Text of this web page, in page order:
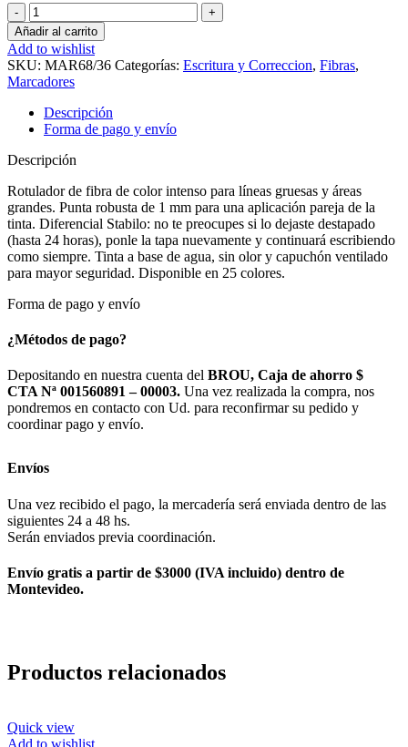
Marcador
Stabilo
Pen
68
Verde
cantidad
Añadir al carrito
Add to wishlist
SKU: MAR68/36 Categorías: Escritura y Correccion, Fibras,
Marcadores
Descripción
Forma de pago y envío
Descripción
Rotulador de fibra de color intenso para líneas gruesas y áreas
grandes. Punta robusta de 1 mm para una aplicación pareja de la
tinta. Diferencial Stabilo: no te preocupes si lo dejaste destapado
(hasta 24 horas), ponle la tapa nuevamente y continuará escribiendo
como siempre. Tinta a base de agua, sin olor y capuchón ventilado
para mayor seguridad. Disponible en 25 colores.
Forma de pago y envío
¿Métodos de pago?
Depositando en nuestra cuenta del BROU, Caja de ahorro $
CTA Nª 001560891 – 00003. Una vez realizada la compra, nos
pondremos en contacto con Ud. para reconfirmar su pedido y
coordinar pago y envío.
Envíos
Una vez recibido el pago, la mercadería será enviada dentro de las
siguientes 24 a 48 hs.
Serán enviados previa coordinación.
Envío gratis a partir de $3000 (IVA incluido) dentro de
Montevideo.
Productos relacionados
Quick view